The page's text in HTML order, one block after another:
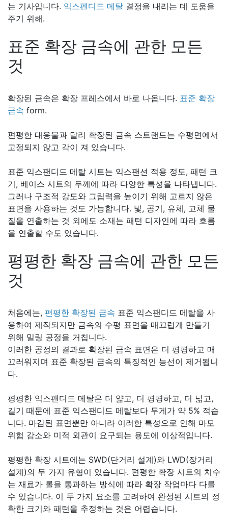
는 기사입니다. 익스펜디드 메탈 결정을 내리는 데 도움을
주기 위해.
표준 확장 금속에 관한 모든
것
확장된 금속은 확장 프레스에서 바로 나옵니다. 표준 확장
금속 form.
편평한 대응물과 달리 확장된 금속 스트랜드는 수평면에서
고정되지 않고 각이 져 있습니다.
표준 익스팬디드 메탈 시트는 익스팬션 적용 정도, 패턴 크
기, 베이스 시트의 두께에 따라 다양한 특성을 나타냅니다.
그러나 구조적 강도와 그립력을 높이기 위해 고르지 않은
표면을 사용하는 것도 가능합니다. 빛, 공기, 유체, 고체 물
질을 연출하는 것 외에도 소재는 패턴 디자인에 따라 흐름
을 연출할 수도 있습니다.
평평한 확장 금속에 관한 모든
것
처음에는, 편평한 확장된 금속 표준 익스팬디드 메탈을 사
용하여 제작되지만 금속의 수평 표면을 매끄럽게 만들기
위해 밀링 공정을 거칩니다.
이러한 공정의 결과로 확장된 금속 표면은 더 평평하고 매
끄러워지며 표준 확장된 금속의 특징적인 능선이 제거됩니
다.
평평한 익스팬디드 메탈은 더 얇고, 더 평평하고, 더 넓고,
길기 때문에 표준 익스팬디드 메탈보다 무게가 약 5% 적습
니다. 마감된 표면뿐만 아니라 이러한 특성으로 인해 마모
위험 감소와 미적 외관이 요구되는 용도에 이상적입니다.
평평한 확장 시트에는 SWD(단거리 설계)와 LWD(장거리
설계)의 두 가지 유형이 있습니다. 편평한 확장 시트의 치수
는 재료가 롤을 통과하는 방식에 따라 확장 작업마다 다를
수 있습니다. 이 두 가지 요소를 고려하여 완성된 시트의 정
확한 크기와 패턴을 추정하는 것은 어렵습니다.